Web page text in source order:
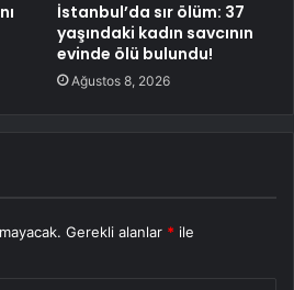
İstanbul’da sır ölüm: 37
yaşındaki kadın savcının
evinde ölü bulundu!
Ağustos 8, 2026
Gerekli alanlar * ile